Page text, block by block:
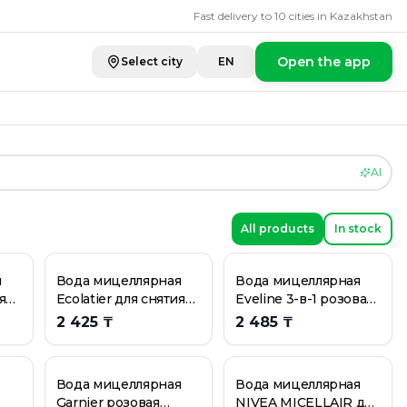
Fast delivery to 10 cities in Kazakhstan
Select city EN Open the app
AI
All products In stock
Вода мицеллярная
Ecolatier для снятия
макияжа чай матча и
2 425 ₸
Вода мицеллярная
Eveline 3-в-1 розовая
400 мл
2 485 ₸
Вода мицеллярная
Garnier розовая
Вода мицеллярная
NIVEA MICELLAIR для
вода